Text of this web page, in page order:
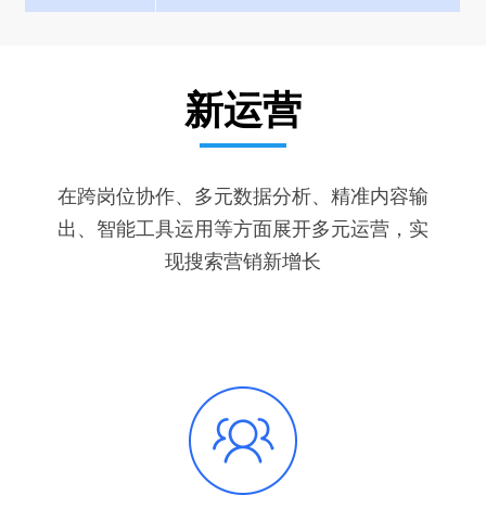
新运营
在跨岗位协作、多元数据分析、精准内容输
出、智能工具运用等方面展开多元运营，实
现搜索营销新增长